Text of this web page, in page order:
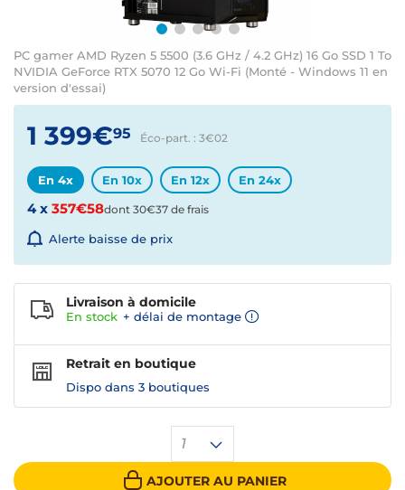
PC gamer AMD Ryzen 5 5500 (3.6 GHz / 4.2 GHz) 16 Go SSD 1 To
NVIDIA GeForce RTX 5070 12 Go Wi-Fi (Monté - Windows 11 en
version d'essai)
1 399€95 Éco-part. : 3€02
En 4x En 10x En 12x En 24x
4 x 357€58dont 30€37 de frais
Alerte baisse de prix
1
AJOUTER AU PANIER
Livraison à domicile
En stock + délai de montage
Retrait en boutique
Dispo dans 3 boutiques